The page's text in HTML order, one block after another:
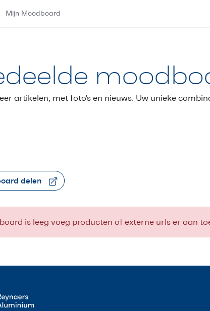
Mijn Moodboard
artikelen, met foto's en nieuws. Uw unieke
delen
is leeg voeg producten of externe urls er aan